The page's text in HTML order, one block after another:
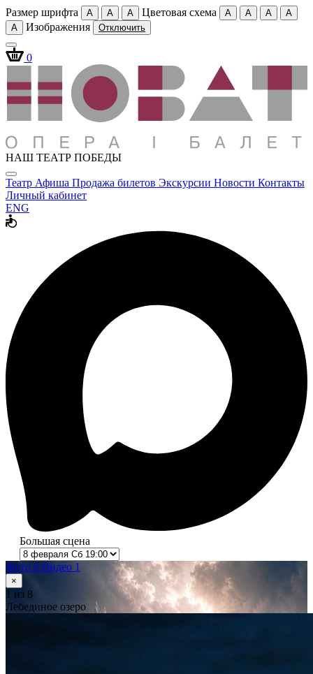
Размер шрифта A A A Цветовая схема A A A
A
A
Изображения Отключить
0
НАШ ТЕАТР ПОБЕДЫ
Театр Афиша Продажа билетов Экскурсии Новости Контакты
Личный кабинет
ENG
Большая сцена
Фото 8 Видео 1
×
1 из 8
Лебединое озеро